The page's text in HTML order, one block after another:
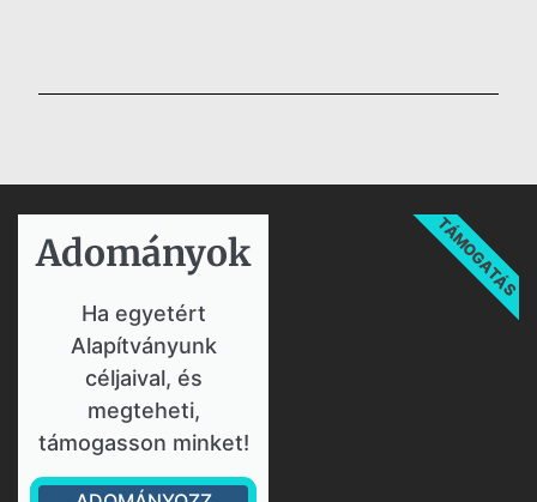
Adományok​
Ha egyetért
Alapítványunk
céljaival, és
megteheti,
támogasson minket!
TÁMOGATÁS